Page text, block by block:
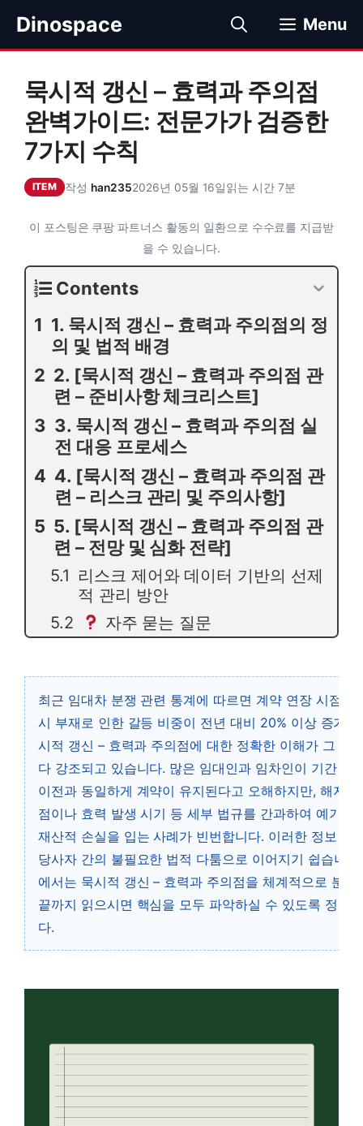
츠
Dinospace Menu
묵시적 갱신 – 효력과 주의점
완벽가이드: 전문가가 검증한
7가지 수칙
ITEM 작성 han2352026년 05월 16일읽는 시간 7분
이 포스팅은 쿠팡 파트너스 활동의 일환으로 수수료를 지급받
을 수 있습니다.
Contents
1. 묵시적 갱신 – 효력과 주의점의 정
의 및 법적 배경
2. [묵시적 갱신 – 효력과 주의점 관
련 – 준비사항 체크리스트]
3. 묵시적 갱신 – 효력과 주의점 실
전 대응 프로세스
4. [묵시적 갱신 – 효력과 주의점 관
련 – 리스크 관리 및 주의사항]
5. [묵시적 갱신 – 효력과 주의점 관
련 – 전망 및 심화 전략]
리스크 제어와 데이터 기반의 선제
적 관리 방안
자주 묻는 질문
최근 임대차 분쟁 관련 통계에 따르면 계약 연장 시점의
시 부재로 인한 갈등 비중이 전년 대비 20% 이상 증가하
시적 갱신 – 효력과 주의점에 대한 정확한 이해가 그 어
다 강조되고 있습니다. 많은 임대인과 임차인이 기간 도
이전과 동일하게 계약이 유지된다고 오해하지만, 해지
점이나 효력 발생 시기 등 세부 법규를 간과하여 예기치
재산적 손실을 입는 사례가 빈번합니다. 이러한 정보 비
당사자 간의 불필요한 법적 다툼으로 이어지기 쉽습니다
에서는 묵시적 갱신 – 효력과 주의점을 체계적으로 분석
끝까지 읽으시면 핵심을 모두 파악하실 수 있도록 정리
다.